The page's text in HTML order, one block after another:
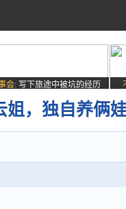
会: 写下旅途中被坑的经历
姐，独自养俩